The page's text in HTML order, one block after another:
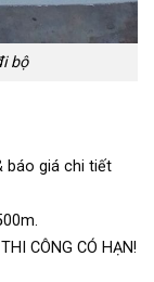
bộ
báo giá chi tiết
CÔNG CÓ HẠN!